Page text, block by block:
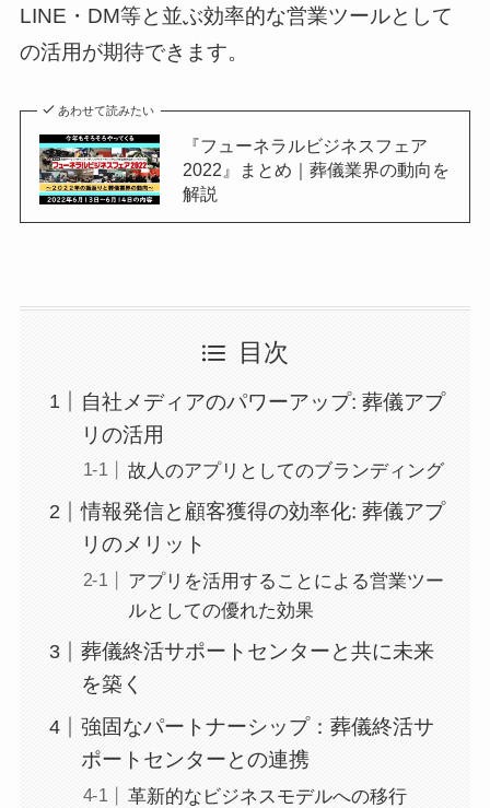
LINE・DM等と並ぶ効率的な営業ツールとして
の活用が期待できます。
あわせて読みたい
『フューネラルビジネスフェア
2022』まとめ｜葬儀業界の動向を
解説
目次
自社メディアのパワーアップ: 葬儀アプ
リの活用
故人のアプリとしてのブランディング
情報発信と顧客獲得の効率化: 葬儀アプ
リのメリット
アプリを活用することによる営業ツー
ルとしての優れた効果
葬儀終活サポートセンターと共に未来
を築く
強固なパートナーシップ：葬儀終活サ
ポートセンターとの連携
革新的なビジネスモデルへの移行